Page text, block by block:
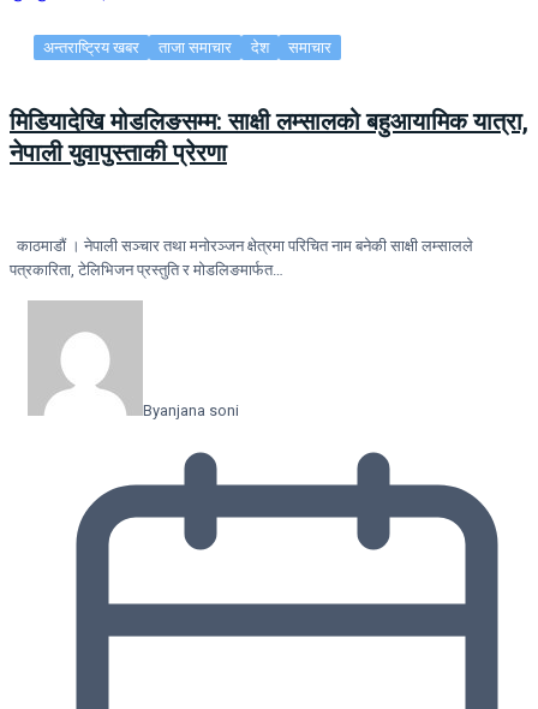
अन्तराष्ट्रिय खबर ताजा समाचार देश समाचार
मिडियादेखि मोडलिङसम्म: साक्षी लम्सालको बहुआयामिक यात्रा,
नेपाली युवापुस्ताकी प्रेरणा
काठमाडौं । नेपाली सञ्चार तथा मनोरञ्जन क्षेत्रमा परिचित नाम बनेकी साक्षी लम्सालले
पत्रकारिता, टेलिभिजन प्रस्तुति र मोडलिङमार्फत…
Byanjana soni